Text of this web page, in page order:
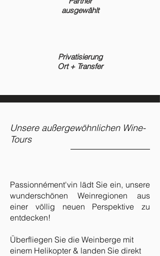
ausgewählt
Privatisierung
Ort + Transfer
Unsere außergewöhnlichen Wine-
Tours
Passionnément'vin lädt Sie ein, unsere
wunderschönen Weinregionen aus
einer völlig neuen Perspektive zu
entdecken!
Überfliegen Sie die Weinberge mit
einem Helikopter & landen Sie direkt